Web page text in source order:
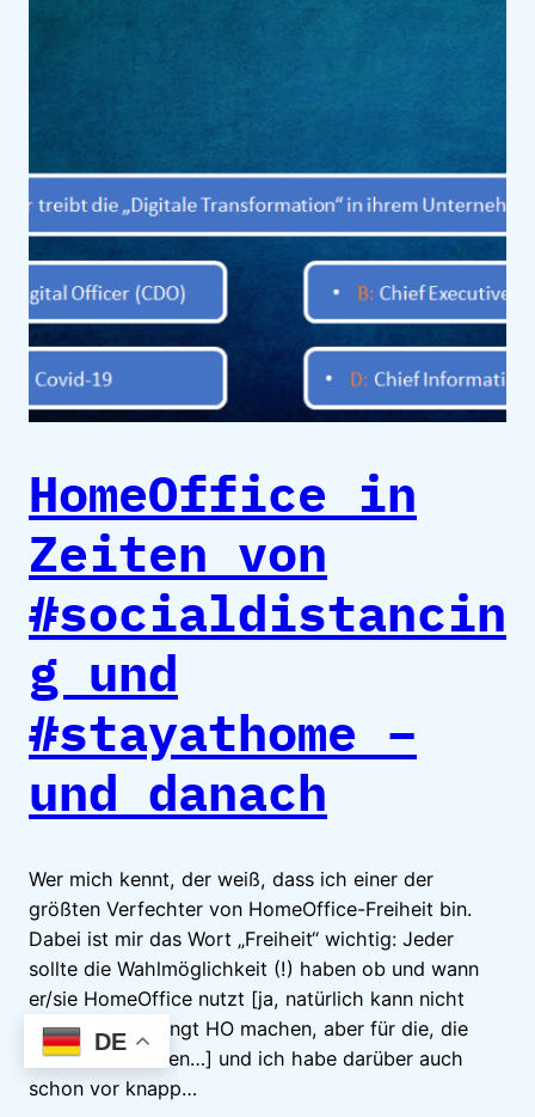
HomeOffice in
Zeiten von
#socialdistancin
g und
#stayathome –
und danach
Wer mich kennt, der weiß, dass ich einer der
größten Verfechter von HomeOffice-Freiheit bin.
Dabei ist mir das Wort „Freiheit“ wichtig: Jeder
sollte die Wahlmöglichkeit (!) haben ob und wann
er/sie HomeOffice nutzt [ja, natürlich kann nicht
jeder rollenbedingt HO machen, aber für die, die
inhaltlich könnten…] und ich habe darüber auch
schon vor knapp…
DE